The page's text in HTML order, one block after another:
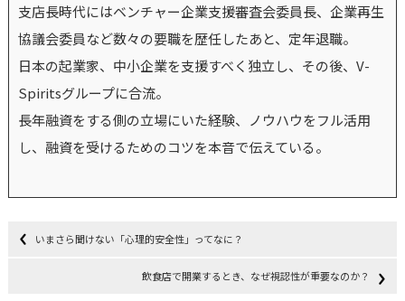
支店長時代にはベンチャー企業支援審査会委員長、企業再生
協議会委員など数々の要職を歴任したあと、定年退職。
日本の起業家、中小企業を支援すべく独立し、その後、V-
Spiritsグループに合流。
長年融資をする側の立場にいた経験、ノウハウをフル活用
し、融資を受けるためのコツを本音で伝えている。
いまさら聞けない「心理的安全性」ってなに？
飲食店で開業するとき、なぜ視認性が重要なのか？